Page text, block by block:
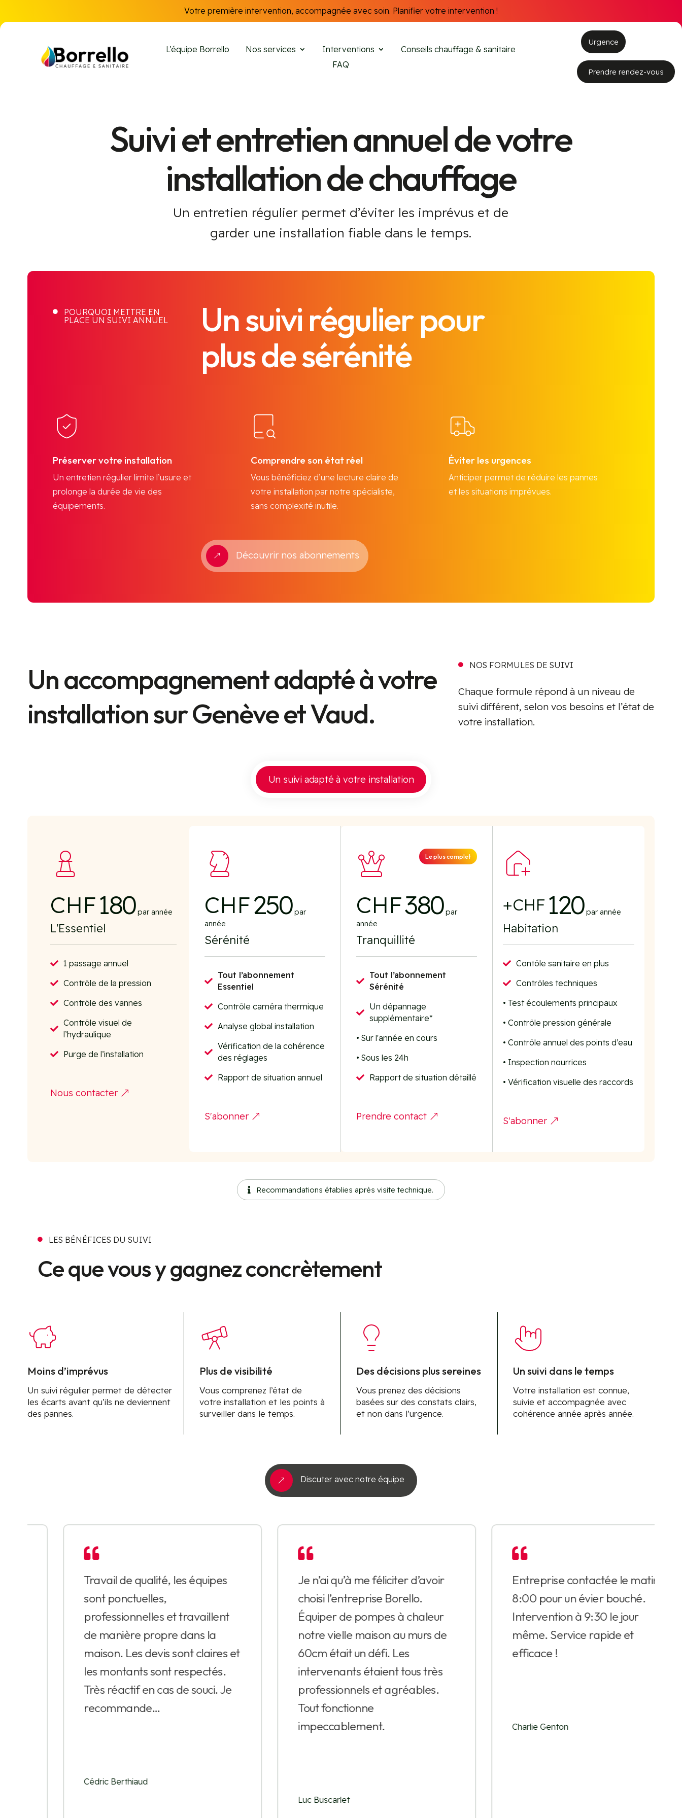
Votre première intervention, accompagnée avec soin. Planifier votre intervention !
L’équipe Borrello Nos services Interventions
Conseils chauffage & sanitaire
FAQ
Urgence
Prendre rendez-vous
Suivi et entretien annuel de votre
installation de chauffage
Un entretien régulier permet d’éviter les imprévus et de
garder une installation fiable dans le temps.

POURQUOI METTRE EN
PLACE UN SUIVI ANNUEL
Un suivi régulier pour
plus de sérénité
Préserver votre installation
Un entretien régulier limite l’usure et
prolonge la durée de vie des
équipements.
Comprendre son état réel
Vous bénéficiez d’une lecture claire de
votre installation par notre spécialiste,
sans complexité inutile.
Éviter les urgences
Anticiper permet de réduire les pannes
et les situations imprévues.
& Découvrir nos abonnements
Un accompagnement adapté à votre
installation sur Genève et Vaud.
 NOS FORMULES DE SUIVI
Chaque formule répond à un niveau de
suivi différent, selon vos besoins et l’état de
votre installation.
Un suivi adapté à votre installation
CHF180par année
L'Essentiel
 1 passage annuel
 Contrôle de la pression
 Contrôle des vannes

Contrôle visuel de
l’hydraulique
 Purge de l’installation
Nous contacter
CHF250par
année
Sérénité

Tout l’abonnement
Essentiel
 Contrôle caméra thermique
 Analyse global installation

Vérification de la cohérence
des réglages
 Rapport de situation annuel
S'abonner
CHF380par
année
Tranquillité

Tout l’abonnement
Sérénité

Un dépannage
supplémentaire*
• Sur l'année en cours
• Sous les 24h
 Rapport de situation détaillé
Prendre contact
Le plus complet
+CHF 120par année
Habitation
 Contôle sanitaire en plus

Contrôles techniques
• Test écoulements principaux
• Contrôle pression générale
• Contrôle annuel des points d’eau
• Inspection nourrices
• Vérification visuelle des raccords
S'abonner
 Recommandations établies après visite technique.
 LES BÉNÉFICES DU SUIVI
Ce que vous y gagnez concrètement
Moins d’imprévus
Un suivi régulier permet de détecter
les écarts avant qu’ils ne deviennent
des pannes.
Plus de visibilité
Vous comprenez l’état de
votre installation et les points à
surveiller dans le temps.
Des décisions plus sereines
Vous prenez des décisions
basées sur des constats clairs,
et non dans l’urgence.
Un suivi dans le temps
Votre installation est connue,
suivie et accompagnée avec
cohérence année après année.
& Discuter avec notre équipe
Travail de qualité, les équipes
sont ponctuelles,
professionnelles et travaillent
de manière propre dans la
maison. Les devis sont claires et
les montants sont respectés.
Très réactif en cas de souci. Je
recommande…
Cédric Berthiaud
Je n’ai qu’à me féliciter d’avoir
choisi l’entreprise Borello.
Équiper de pompes à chaleur
notre vielle maison au murs de
60cm était un défi. Les
intervenants étaient tous très
professionnels et agréables.
Tout fonctionne
impeccablement.
Luc Buscarlet
Entreprise contactée le matin à
8:00 pour un évier bouché.
Intervention à 9:30 le jour
même. Service rapide et
efficace !
Charlie Genton